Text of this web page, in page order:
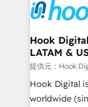
move beyond
that drive real
Onboarding - Data Migration & Integrations -
Technical Audit &
Revenue
Outbound
Design & Development We
reach their
relationship-driven
Hook
LATAM &
提供元：Hook
Hook Digital
worldwide